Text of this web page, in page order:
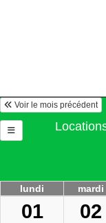
Voir le mois précédent
lundi
mardi
01 02